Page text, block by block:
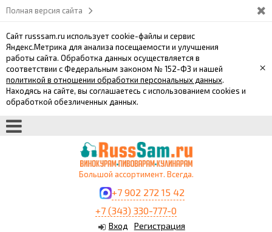
Полная версия сайта
Сайт russsam.ru использует cookie-файлы и сервис
Яндекс.Метрика для анализа посещаемости и улучшения
работы сайта. Обработка данных осуществляется в
соответствии с Федеральным законом № 152-ФЗ и нашей
политикой в отношении обработки персональных данных.
Находясь на сайте, вы соглашаетесь с использованием cookies и
обработкой обезличенных данных.
×
Большой ассортимент. Всегда.
+7 902 272 15 42
+7 (343) 330-777-0
Вход Регистрация